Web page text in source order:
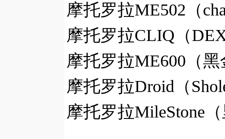
摩托罗拉ME502（
摩托罗拉CLIQ（
摩托罗拉ME600（
摩托罗拉Droid（
摩托罗拉MileStone